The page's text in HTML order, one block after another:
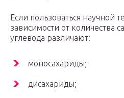
Если пользоваться научной
зависимости от количества
углевода различают:
моносахариды;
дисахариды;